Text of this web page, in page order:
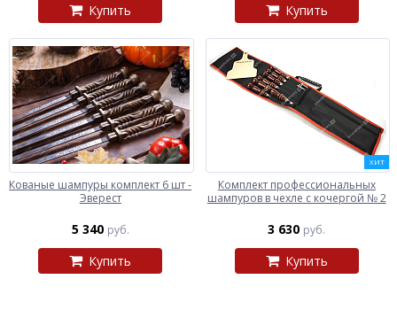
Купить Купить
Кованые шампуры комплект 6 шт -
Эверест
5 340 руб.
Купить
ХИТ
Комплект профессиональных
шампуров в чехле с кочергой № 2
3 630 руб.
Купить